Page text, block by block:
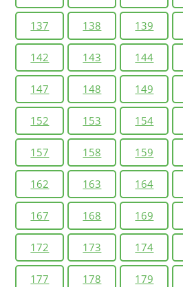
137 138 139
142 143 144
147 148 149
152 153 154
157 158 159
162 163 164
167 168 169
172 173 174
177 178 179